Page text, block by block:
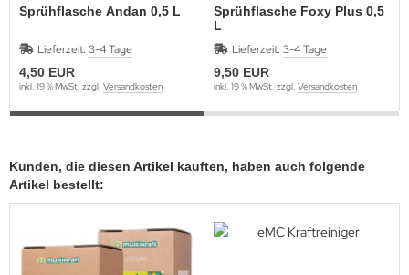
Sprühflasche Andan 0,5 L
Lieferzeit: 3-4 Tage
4,50 EUR
inkl. 19 % MwSt. zzgl. Versandkosten
Sprühflasche Foxy Plus 0,5
L
Lieferzeit: 3-4 Tage
9,50 EUR
inkl. 19 % MwSt. zzgl. Versandkosten
Kunden, die diesen Artikel kauften, haben auch folgende
Artikel bestellt: